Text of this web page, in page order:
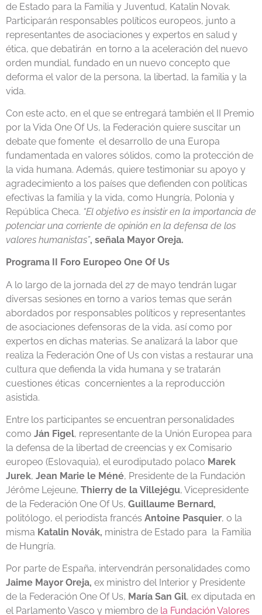
de Estado para la Familia y Juventud, Katalin Novak.
Participarán responsables políticos europeos, junto a
representantes de asociaciones y expertos en salud y
ética, que debatirán en torno a la aceleración del nuevo
orden mundial, fundado en un nuevo concepto que
deforma el valor de la persona, la libertad, la familia y la
vida.
Con este acto, en el que se entregará también el II Premio
por la Vida One Of Us, la Federación quiere suscitar un
debate que fomente el desarrollo de una Europa
fundamentada en valores sólidos, como la protección de
la vida humana. Además, quiere testimoniar su apoyo y
agradecimiento a los países que defienden con políticas
efectivas la familia y la vida, como Hungría, Polonia y
República Checa. “El objetivo es insistir en la importancia de
potenciar una corriente de opinión en la defensa de los
valores humanistas”, señala Mayor Oreja.
Programa II Foro Europeo One Of Us
A lo largo de la jornada del 27 de mayo tendrán lugar
diversas sesiones en torno a varios temas que serán
abordados por responsables políticos y representantes
de asociaciones defensoras de la vida, así como por
expertos en dichas materias. Se analizará la labor que
realiza la Federación One of Us con vistas a restaurar una
cultura que defienda la vida humana y se tratarán
cuestiones éticas concernientes a la reproducción
asistida.
Entre los participantes se encuentran personalidades
como Ján Figel, representante de la Unión Europea para
la defensa de la libertad de creencias y ex Comisario
europeo (Eslovaquia), el eurodiputado polaco Marek
Jurek, Jean Marie le Méné, Presidente de la Fundación
Jérôme Lejeune, Thierry de la Villejégu, Vicepresidente
de la Federación One Of Us, Guillaume Bernard,
politólogo, el periodista francés Antoine Pasquier, o la
misma Katalin Novák, ministra de Estado para la Familia
de Hungría.
Por parte de España, intervendrán personalidades como
Jaime Mayor Oreja, ex ministro del Interior y Presidente
de la Federación One Of Us, María San Gil, ex diputada en
el Parlamento Vasco y miembro de la Fundación Valores